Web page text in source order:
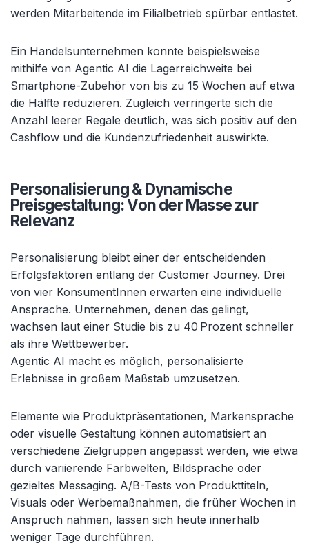
werden Mitarbeitende im Filialbetrieb spürbar entlastet.
Ein Handelsunternehmen konnte beispielsweise
mithilfe von Agentic AI die Lagerreichweite bei
Smartphone-Zubehör von bis zu 15 Wochen auf etwa
die Hälfte reduzieren. Zugleich verringerte sich die
Anzahl leerer Regale deutlich, was sich positiv auf den
Cashflow und die Kundenzufriedenheit auswirkte.
Personalisierung & Dynamische
Preisgestaltung: Von der Masse zur
Relevanz
Personalisierung bleibt einer der entscheidenden
Erfolgsfaktoren entlang der Customer Journey. Drei
von vier KonsumentInnen erwarten eine individuelle
Ansprache. Unternehmen, denen das gelingt,
wachsen laut einer Studie bis zu 40 Prozent schneller
als ihre Wettbewerber.
Agentic AI macht es möglich, personalisierte
Erlebnisse in großem Maßstab umzusetzen.
Elemente wie Produktpräsentationen, Markensprache
oder visuelle Gestaltung können automatisiert an
verschiedene Zielgruppen angepasst werden, wie etwa
durch variierende Farbwelten, Bildsprache oder
gezieltes Messaging. A/B-Tests von Produkttiteln,
Visuals oder Werbemaßnahmen, die früher Wochen in
Anspruch nahmen, lassen sich heute innerhalb
weniger Tage durchführen.